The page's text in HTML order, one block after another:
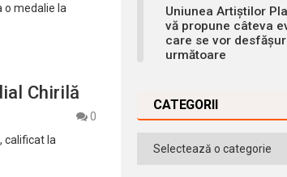
o medalie la
Chirilă
0
calificat la
Uniunea Artiștilor
vă propune câteva
care se vor
următoare
CATEGORII
Categorii